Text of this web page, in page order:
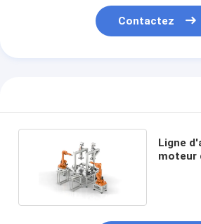
Contactez
Ligne
moteur